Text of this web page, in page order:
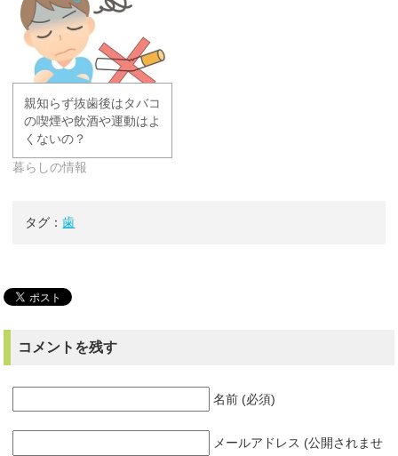
親知らず抜歯後はタバコ
の喫煙や飲酒や運動はよ
くないの？
暮らしの情報
タグ：歯
コメントを残す
名前 (必須)
メールアドレス (公開されませ